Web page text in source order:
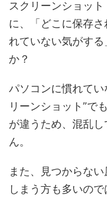
スクリーンショッ
に、「どこに保存
れていない気がす
か？
パソコンに慣れてい
リーンショット”で
が違うため、混乱
ん。
また、見つからな
しまう方も多いので